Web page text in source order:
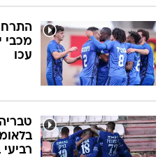
מכבי
עכו